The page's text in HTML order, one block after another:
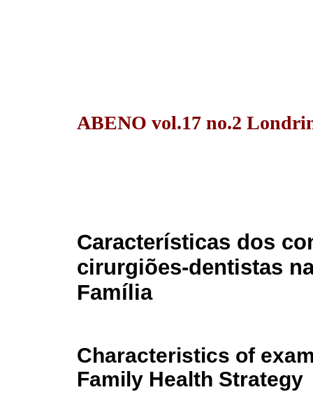
ABENO vol.17 no.2
Características dos
cirurgiões-dentistas
Família
Characteristics of
Family Health Strategy